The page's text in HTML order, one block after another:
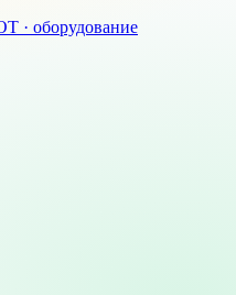
· оборудование